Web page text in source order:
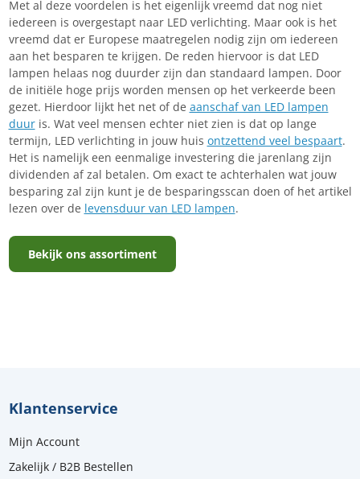
Met al deze voordelen is het eigenlijk vreemd dat nog niet
iedereen is overgestapt naar LED verlichting. Maar ook is het
vreemd dat er Europese maatregelen nodig zijn om iedereen
aan het besparen te krijgen. De reden hiervoor is dat LED
lampen helaas nog duurder zijn dan standaard lampen. Door
de initiële hoge prijs worden mensen op het verkeerde been
gezet. Hierdoor lijkt het net of de aanschaf van LED lampen
duuris. Wat veel mensen echter niet zien is dat op lange
termijn, LED verlichting in jouw huis ontzettend veel bespaart.
Het is namelijk een eenmalige investering die jarenlang zijn
dividenden af zal betalen. Om exact te achterhalen wat jouw
besparing zal zijn kunt je de besparingsscan doen of het artikel
lezen over de levensduur van LED lampen.
Bekijk ons assortiment
Klantenservice
Mijn Account
Zakelijk / B2B Bestellen